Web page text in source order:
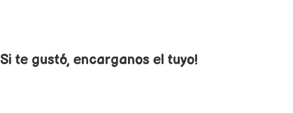
Si te gustó, encarganos el tuyo!